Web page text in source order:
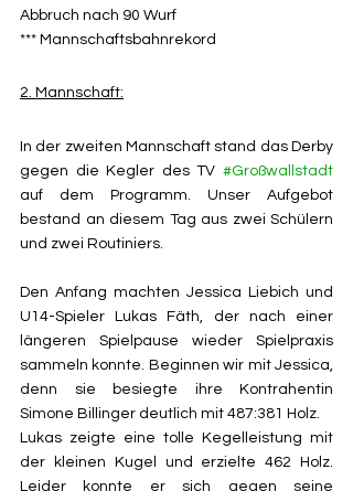
Abbruch nach 90 Wurf
*** Mannschaftsbahnrekord
2. Mannschaft:
In der zweiten Mannschaft stand das Derby
gegen die Kegler des TV #Großwallstadt
auf dem Programm. Unser Aufgebot
bestand an diesem Tag aus zwei Schülern
und zwei Routiniers.
Den Anfang machten Jessica Liebich und
U14-Spieler Lukas Fäth, der nach einer
längeren Spielpause wieder Spielpraxis
sammeln konnte. Beginnen wir mit Jessica,
denn sie besiegte ihre Kontrahentin
Simone Billinger deutlich mit 487:381 Holz.
Lukas zeigte eine tolle Kegelleistung mit
der kleinen Kugel und erzielte 462 Holz.
Leider konnte er sich gegen seine